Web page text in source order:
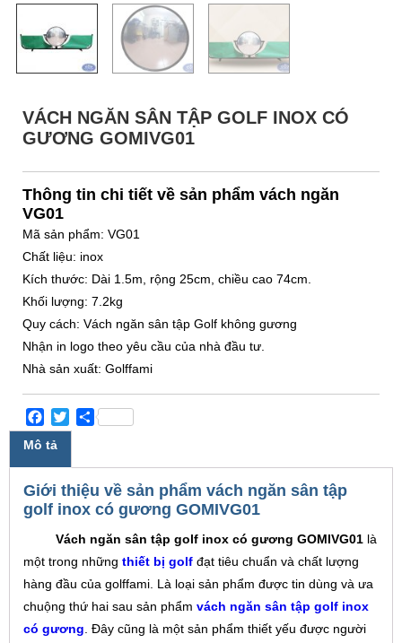
VÁCH NGĂN SÂN TẬP GOLF INOX CÓ
GƯƠNG GOMIVG01
Thông tin chi tiết về sản phẩm vách ngăn
VG01
Mã sản phẩm: VG01
Chất liệu: inox
Kích thước: Dài 1.5m, rộng 25cm, chiều cao 74cm.
Khối lượng: 7.2kg
Quy cách: Vách ngăn sân tập Golf không gương
Nhận in logo theo yêu cầu của nhà đầu tư.
Nhà sản xuất: Golffami
Facebook
TwitterShare
Mô tả
Giới thiệu về sản phẩm vách ngăn sân tập
golf inox có gương GOMIVG01
Vách ngăn sân tập golf inox có gương GOMIVG01 là
một trong những thiết bị golf đạt tiêu chuẩn và chất lượng
hàng đầu của golffami. Là loại sản phẩm được tin dùng và ưa
chuộng thứ hai sau sản phẩm vách ngăn sân tập golf inox
có gương. Đây cũng là một sản phẩm thiết yếu được người